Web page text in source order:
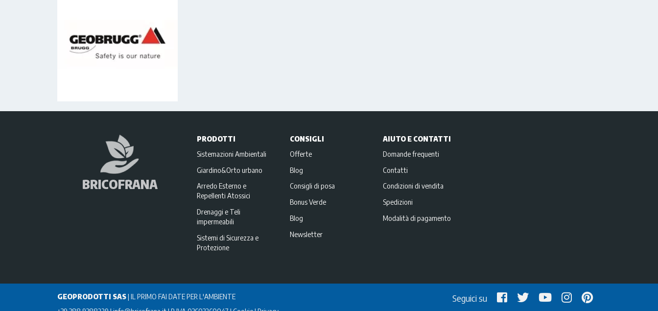
BRICOFRANA
PRODOTTI
Sistemazioni Ambientali
Giardino&Orto urbano
Arredo Esterno e
Repellenti Atossici
Drenaggi e Teli
impermeabili
Sistemi di Sicurezza e
Protezione
CONSIGLI
Offerte
Blog
Consigli di posa
Bonus Verde
Blog
Newsletter
AIUTO E CONTATTI
Domande frequenti
Contatti
Condizioni di vendita
Spedizioni
Modalità di pagamento
GEOPRODOTTI SAS| IL PRIMO FAI DATE PER L'AMBIENTE
Seguici su